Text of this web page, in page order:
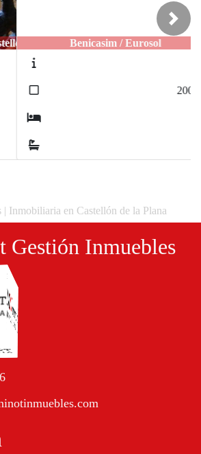
Benicasim / Eurosol
Next
Inmobiliaria en Castellón de la Plana
Gestión Inmuebles